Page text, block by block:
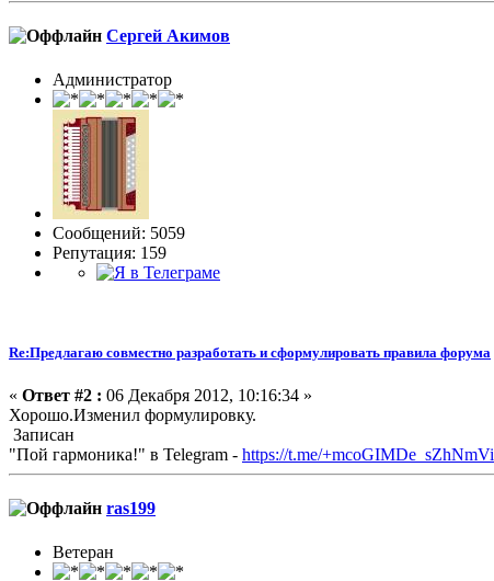
Сергей Акимов
Администратор
Сообщений: 5059
Репутация: 159
Re:Предлагаю совместно разработать и сформулировать правила форума
« Ответ #2 : 06 Декабря 2012, 10:16:34 »
Хорошо.Изменил формулировку.
Записан
"Пой гармоника!" в Telegram - https://t.me/+mcoGIMDe_sZhNmVi
ras199
Ветеран